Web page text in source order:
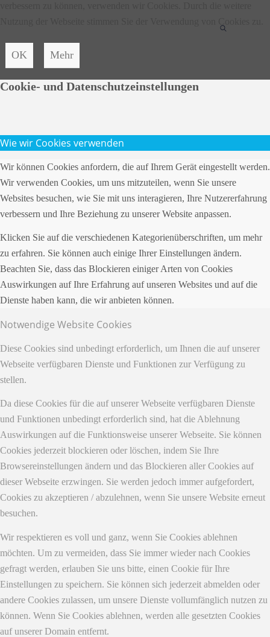
OK Mehr
Cookie- und Datenschutzeinstellungen
Wie wir Cookies verwenden
Wir können Cookies anfordern, die auf Ihrem Gerät eingestellt werden.
Wir verwenden Cookies, um uns mitzuteilen, wenn Sie unsere
Websites besuchen, wie Sie mit uns interagieren, Ihre Nutzererfahrung
verbessern und Ihre Beziehung zu unserer Website anpassen.
Klicken Sie auf die verschiedenen Kategorienüberschriften, um mehr
zu erfahren. Sie können auch einige Ihrer Einstellungen ändern.
Beachten Sie, dass das Blockieren einiger Arten von Cookies
Auswirkungen auf Ihre Erfahrung auf unseren Websites und auf die
Dienste haben kann, die wir anbieten können.
Notwendige Website Cookies
Diese Cookies sind unbedingt erforderlich, um Ihnen die auf unserer
Webseite verfügbaren Dienste und Funktionen zur Verfügung zu
stellen.
Da diese Cookies für die auf unserer Webseite verfügbaren Dienste
und Funktionen unbedingt erforderlich sind, hat die Ablehnung
Auswirkungen auf die Funktionsweise unserer Webseite. Sie können
Cookies jederzeit blockieren oder löschen, indem Sie Ihre
Browsereinstellungen ändern und das Blockieren aller Cookies auf
dieser Webseite erzwingen. Sie werden jedoch immer aufgefordert,
Cookies zu akzeptieren / abzulehnen, wenn Sie unsere Website erneut
besuchen.
Wir respektieren es voll und ganz, wenn Sie Cookies ablehnen
möchten. Um zu vermeiden, dass Sie immer wieder nach Cookies
gefragt werden, erlauben Sie uns bitte, einen Cookie für Ihre
Einstellungen zu speichern. Sie können sich jederzeit abmelden oder
andere Cookies zulassen, um unsere Dienste vollumfänglich nutzen zu
können. Wenn Sie Cookies ablehnen, werden alle gesetzten Cookies
auf unserer Domain entfernt.